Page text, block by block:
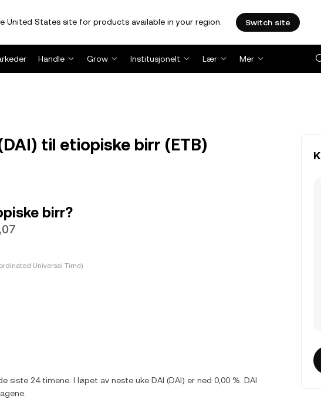
United States site for products available in your region. Switch site
Handle Grow Institusjonelt Lær Mer
til etiopiske birr (ETB)
birr?
Universal Time)
siste 24 timene. I løpet av neste uke DAI (DAI) er ned 0,00 %. DAI